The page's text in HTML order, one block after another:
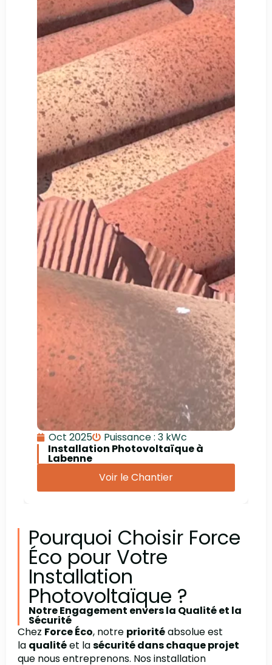
Oct 2025
Puissance : 3 kWc
Installation Photovoltaïque à
Labenne
Voir le Chantier
Pourquoi Choisir Force
Éco pour Votre
Installation
Photovoltaïque ?
Notre Engagement envers la Qualité et la
Sécurité
Chez Force Éco, notre prioritéabsolue est
la qualitéet lasécurité dans chaque projet
que nous entreprenons. Nos installation